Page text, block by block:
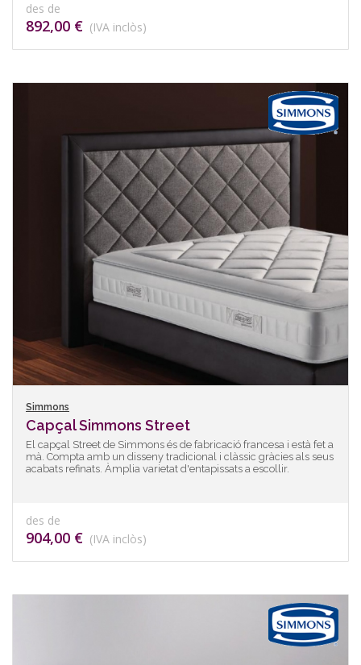
des de
892,00 € (IVA inclòs)
Simmons
Capçal Simmons Street
El capçal Street de Simmons és de fabricació francesa i està fet a
mà. Compta amb un disseny tradicional i clàssic gràcies als seus
acabats refinats. Àmplia varietat d'entapissats a escollir.
des de
904,00 € (IVA inclòs)